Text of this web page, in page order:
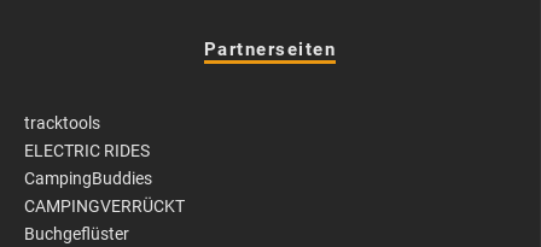
Partnerseiten
tracktools
ELECTRIC RIDES
CampingBuddies
CAMPINGVERRÜCKT
Buchgeflüster